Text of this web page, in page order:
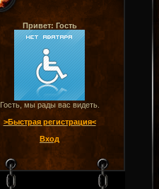
Привет: Гость
Гость, мы рады вас видеть.
>Быстрая регистрация<
Вход